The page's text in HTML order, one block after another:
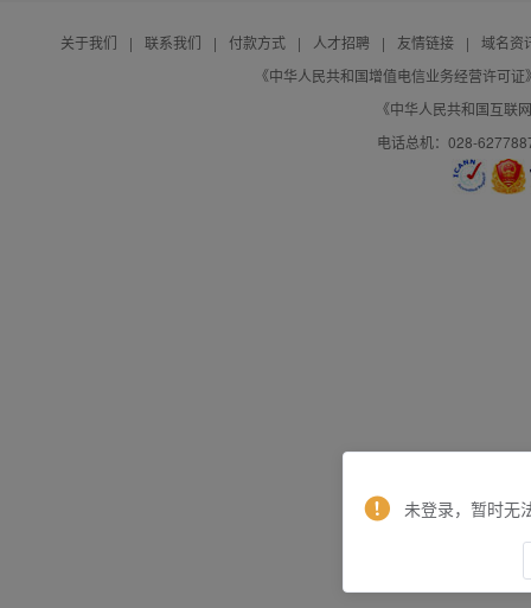
关于我们 | 联系我们 | 付款方式 | 人才招聘 | 友情链接 |
域名资
《中华人民共和国增值电信业务经营许可
《中华人民共和国互联
电话总机：028-
未登录，暂时无